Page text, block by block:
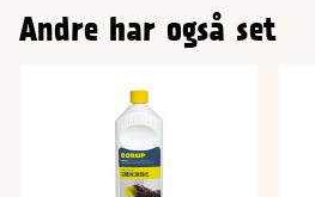
Andre har også set